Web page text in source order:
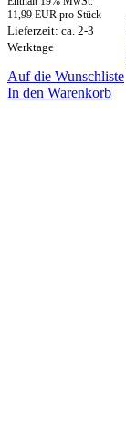
11,99 EUR pro Stück
Lieferzeit: ca. 2-3
Werktage
Auf die Wunschliste
In den Warenkorb